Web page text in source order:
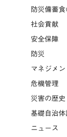
防災備蓄
社会貢献
安全保障
防災
マネジメン
危機管理
災害の歴史
基礎自治
ニュース